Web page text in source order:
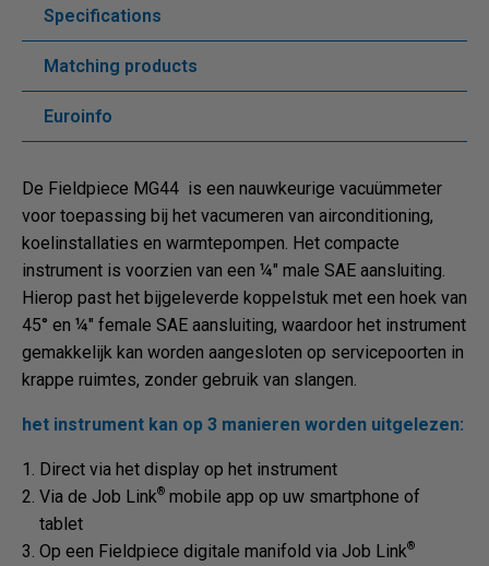
Specifications
Matching products
Euroinfo
De Fieldpiece MG44 is een nauwkeurige vacuümmeter
voor toepassing bij het vacumeren van airconditioning,
koelinstallaties en warmtepompen. Het compacte
instrument is voorzien van een ¼" male SAE aansluiting.
Hierop past het bijgeleverde koppelstuk met een hoek van
45° en ¼" female SAE aansluiting, waardoor het instrument
gemakkelijk kan worden aangesloten op servicepoorten in
krappe ruimtes, zonder gebruik van slangen.
het instrument kan op 3 manieren worden uitgelezen:
Direct via het display op het instrument
Via de Job Link® mobile app op uw smartphone of
tablet
Op een Fieldpiece digitale manifold via Job Link®